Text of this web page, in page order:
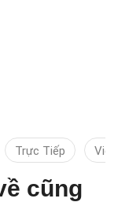
Trực Tiếp
cũng